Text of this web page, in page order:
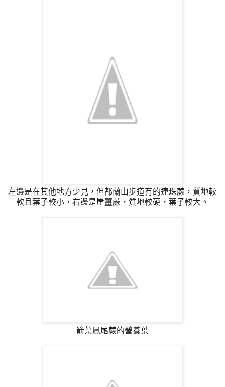
左邊是在其他地方少見，但都蘭山步道有的連珠蕨，質地較
軟且葉子較小，右邊是崖薑蕨，質地較硬，葉子較大。
箭葉鳳尾蕨的營養葉